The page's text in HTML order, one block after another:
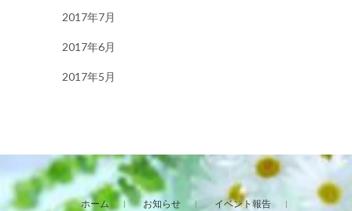
2017年7月
2017年6月
2017年5月
ホーム お知らせ
イベント報告